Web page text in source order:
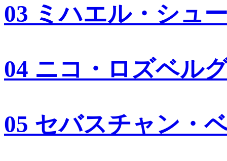
03 ミハエル・シュ
04 ニコ・ロズベル
05 セバスチャン・